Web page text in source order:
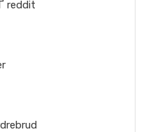
reddit